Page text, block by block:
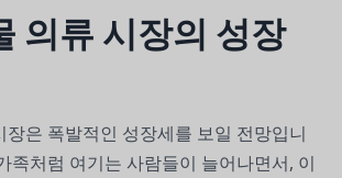
의류 시장의 성장
장은 폭발적인 성장세를 보일 전망입니
족처럼 여기는 사람들이 늘어나면서, 이